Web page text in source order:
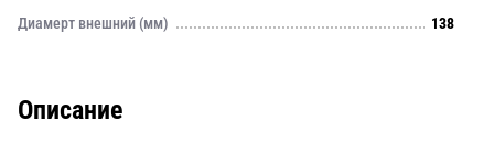
Диамерт внешний (мм)
138
Описание